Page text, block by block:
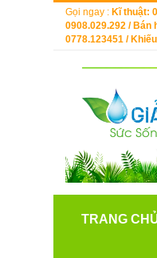
Gọi ngay : Kĩ thuật:
0908.029.292 / Bán
0778.123451 /
TRANG